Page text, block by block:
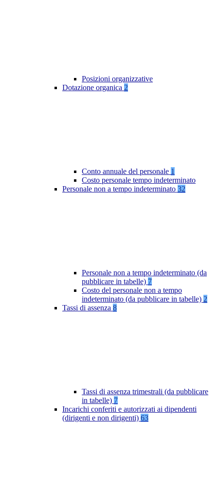
Posizioni organizzative
Dotazione organica 2
Conto annuale del personale 1
Costo personale tempo indeterminato
Personale non a tempo indeterminato 32
Personale non a tempo indeterminato (da
pubblicare in tabelle) 7
Costo del personale non a tempo
indeterminato (da pubblicare in tabelle) 2
Tassi di assenza 8
Tassi di assenza trimestrali (da pubblicare
in tabelle) 7
Incarichi conferiti e autorizzati ai dipendenti
(dirigenti e non dirigenti) 63